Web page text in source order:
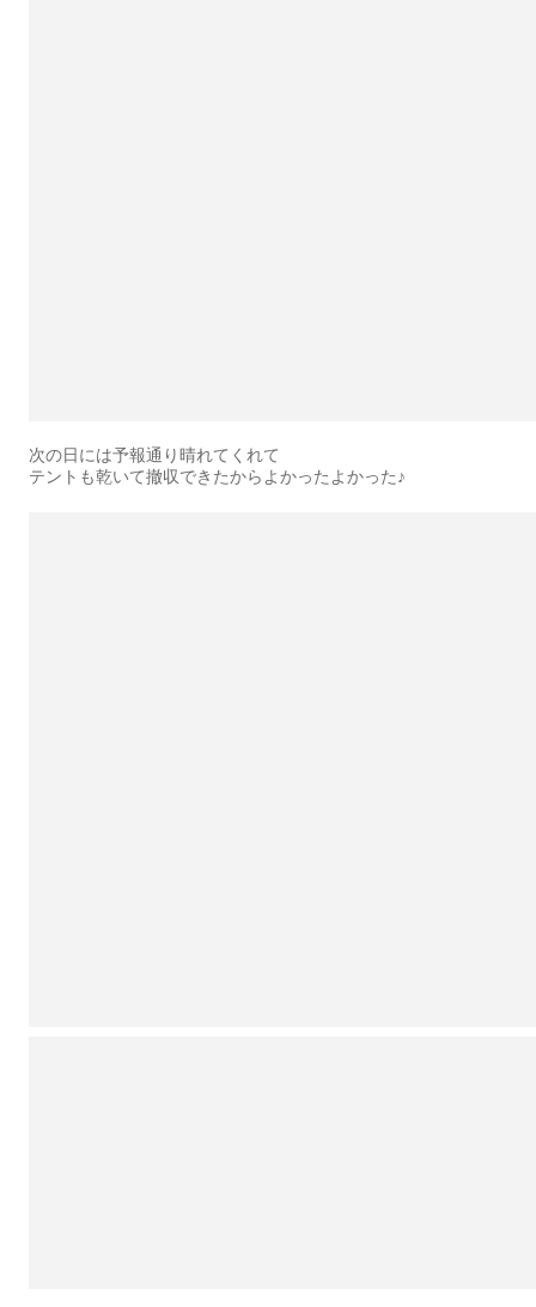
次の日には予報通り晴れてくれて
テントも乾いて撤収できたからよかったよかった♪